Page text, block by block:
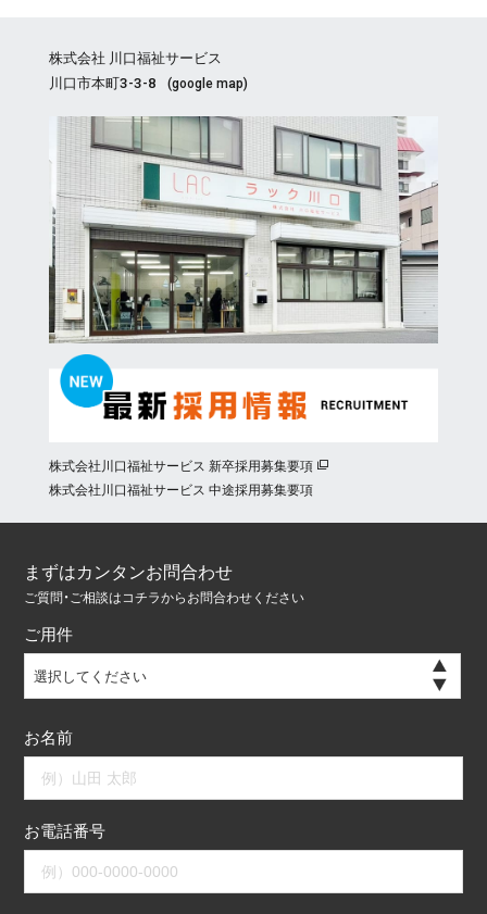
株式会社 川口福祉サービス
川口市本町3-3-8
(google map)
株式会社川口福祉サービス 新卒採用募集要項
株式会社川口福祉サービス 中途採用募集要項
まずはカンタンお問合わせ
ご質問・ご相談はコチラからお問合わせください
ご用件
選択してください
お名前
お電話番号